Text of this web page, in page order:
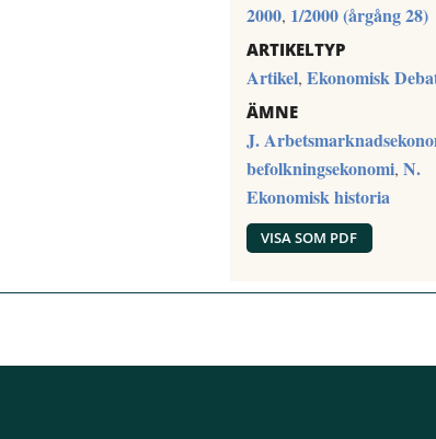
2000, 1/2000 (årgång 28)
ARTIKELTYP
Artikel, Ekonomisk
ÄMNE
J.
befolkningsekonomi, N.
Ekonomisk historia
VISA SOM PDF